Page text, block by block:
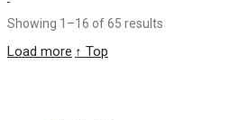
Showing 1–16 of 65 results
Load more ↑ Top